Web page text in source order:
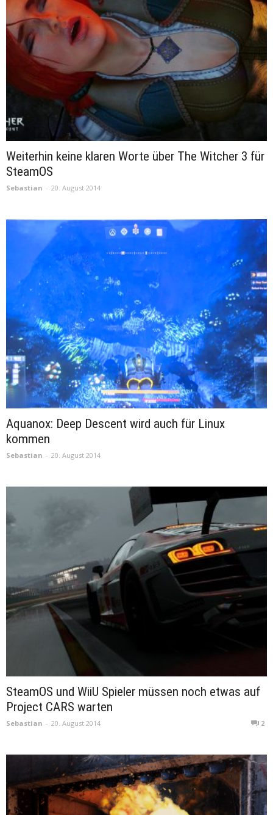
Weiterhin keine klaren Worte über The Witcher 3 für
SteamOS
Sebastian - 20. August 2014
Aquanox: Deep Descent wird auch für Linux
kommen
Sebastian - 20. August 2014
SteamOS und WiiU Spieler müssen noch etwas auf
Project CARS warten
Sebastian - 20. August 2014 2